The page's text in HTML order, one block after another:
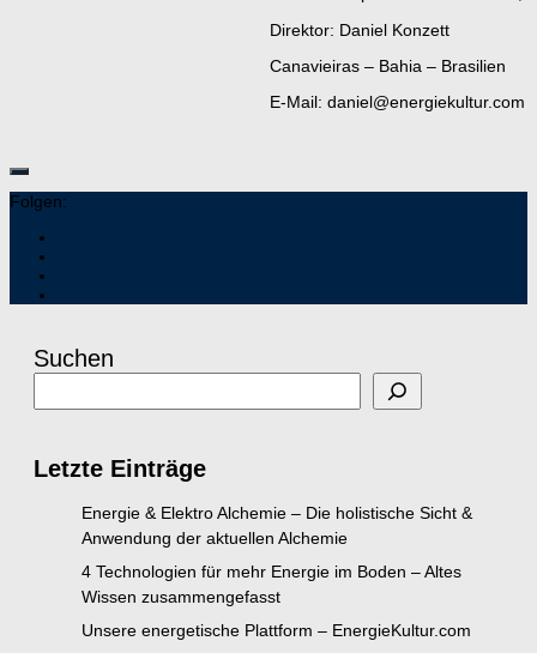
Direktor: Daniel Konzett
Canavieiras – Bahia – Brasilien
E-Mail: daniel@energiekultur.com
Folgen:
Suchen
Letzte Einträge
Energie & Elektro Alchemie – Die holistische Sicht &
Anwendung der aktuellen Alchemie
4 Technologien für mehr Energie im Boden – Altes
Wissen zusammengefasst
Unsere energetische Plattform – EnergieKultur.com